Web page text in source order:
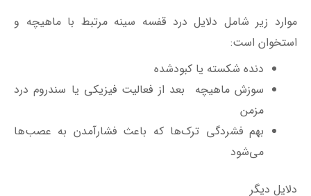
موارد زیر شامل دلایل درد قفسه سینه مرتبط با ماهیچه و
استخوان است:
دنده شکسته یا کبود‌شده
سوزش ماهیچه بعد از فعالیت فیزیکی یا سندروم درد
مزمن
بهم فشردگی ترک‌ها که باعث فشارآمدن به عصب‌ها
می‌شود
دلایل دیگر